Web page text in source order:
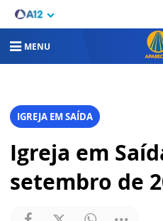
MENU
IGREJA EM SAÍDA
Igreja em
setembro de